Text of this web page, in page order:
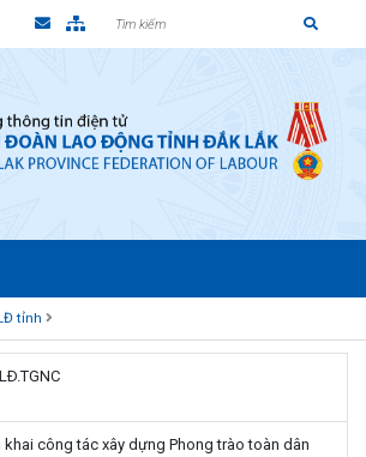
tỉnh
khai công tác xây dựng Phong trào toàn dân